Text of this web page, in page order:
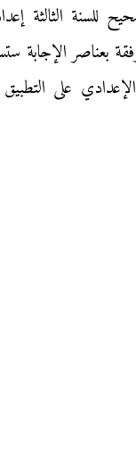
بعناصر الإجابة
الإعدادي على